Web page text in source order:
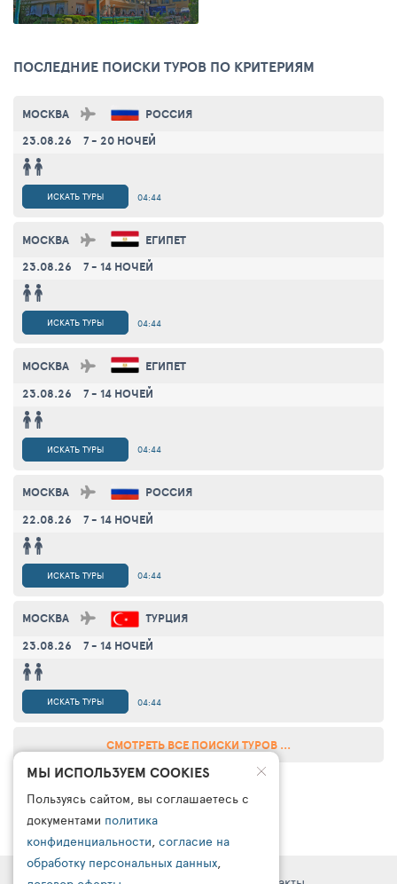
ПОСЛЕДНИЕ ПОИСКИ ТУРОВ ПО КРИТЕРИЯМ
МОСКВА
РОССИЯ
23.08.26
7 - 20 НОЧЕЙ
04:44
ИСКАТЬ ТУРЫ
МОСКВА
ЕГИПЕТ
23.08.26
7 - 14 НОЧЕЙ
04:44
ИСКАТЬ ТУРЫ
МОСКВА
ЕГИПЕТ
23.08.26
7 - 14 НОЧЕЙ
04:44
ИСКАТЬ ТУРЫ
МОСКВА
РОССИЯ
22.08.26
7 - 14 НОЧЕЙ
04:44
ИСКАТЬ ТУРЫ
МОСКВА
ТУРЦИЯ
23.08.26
7 - 14 НОЧЕЙ
04:44
ИСКАТЬ ТУРЫ
СМОТРЕТЬ ВСЕ ПОИСКИ ТУРОВ ...
МЫ ИСПОЛЬЗУЕМ COOKIES
Пользуясь сайтом, вы соглашаетесь с
документами политика
конфиденциальности, согласие на
обработку персональных данных,